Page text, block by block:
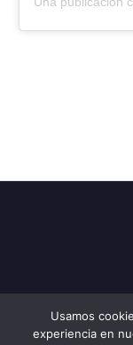
Usamos
experiencia en